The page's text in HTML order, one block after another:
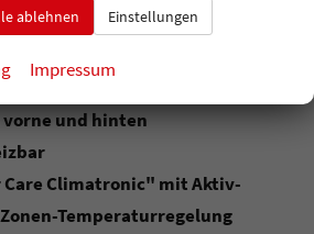
View“
und hinten
Care Climatronic" mit Aktiv-
Temperaturregelung
ablehnen Einstellungen
Impressum